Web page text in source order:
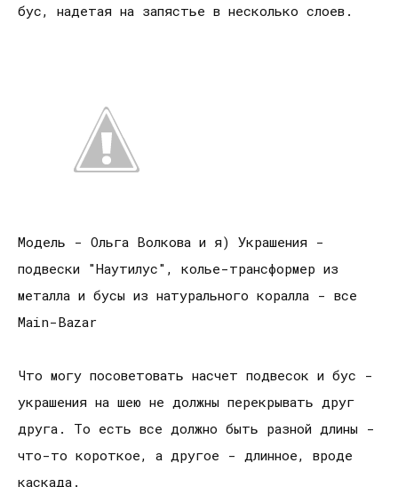
бус, надетая на запястье в несколько слоев.
Модель - Ольга Волкова и я) Украшения -
подвески "Наутилус", колье-трансформер из
металла и бусы из натурального коралла - все
Main-Bazar
Что могу посоветовать насчет подвесок и бус -
украшения на шею не должны перекрывать друг
друга. То есть все должно быть разной длины -
что-то короткое, а другое - длинное, вроде
каскада.